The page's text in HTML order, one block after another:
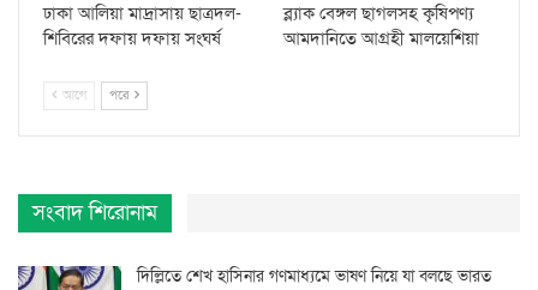
ঢাকা আলিয়া মাদ্রাসায় ছাত্রদল-
শিবিরের দফায় দফায় সংঘর্ষ
ব্ল্যাক বেঙ্গল ছাগলসহ কৃষিপণ্য
আমদানিতে আগ্রহী মালয়েশিয়া
আগে পরে
সংবাদ শিরোনাম
দিল্লিতে শেখ হাসিনার গণমাধ্যমে ভাষণ নিয়ে যা বলছে ভারত